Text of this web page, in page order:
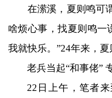
在潆溪，夏则鸣可谓
啥烦心事，找夏则鸣一
我就快乐。”24年来，
老兵当起“和事佬”
22日上午，笔者